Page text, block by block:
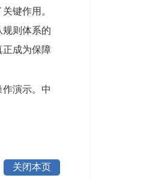
键作用。
则体系的
正成为保障
演示。中
关闭本页